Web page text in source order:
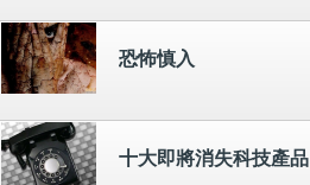
恐怖慎入
十大即將消失科技產品